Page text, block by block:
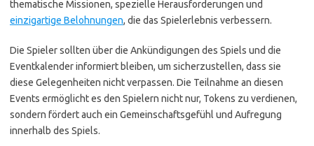
thematische Missionen, spezielle Herausforderungen und
einzigartige Belohnungen, die das Spielerlebnis verbessern.
Die Spieler sollten über die Ankündigungen des Spiels und die
Eventkalender informiert bleiben, um sicherzustellen, dass sie
diese Gelegenheiten nicht verpassen. Die Teilnahme an diesen
Events ermöglicht es den Spielern nicht nur, Tokens zu verdienen,
sondern fördert auch ein Gemeinschaftsgefühl und Aufregung
innerhalb des Spiels.